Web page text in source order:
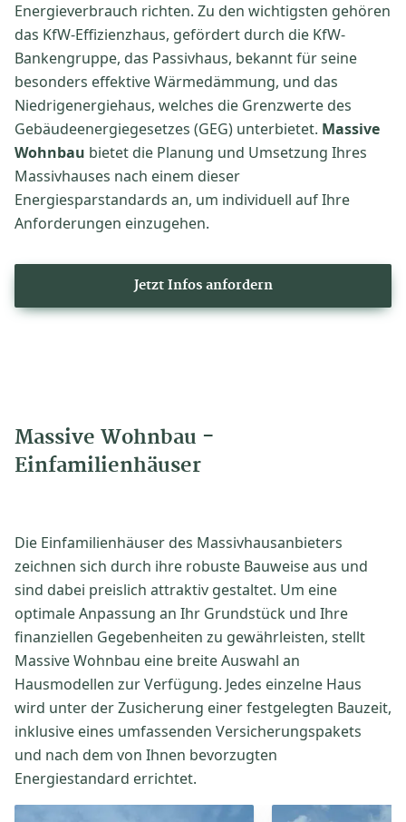
Energieverbrauch richten. Zu den wichtigsten gehören
das KfW-Effizienzhaus, gefördert durch die KfW-
Bankengruppe, das Passivhaus, bekannt für seine
besonders effektive Wärmedämmung, und das
Niedrigenergiehaus, welches die Grenzwerte des
Gebäudeenergiegesetzes (GEG) unterbietet. Massive
Wohnbau bietet die Planung und Umsetzung Ihres
Massivhauses nach einem dieser
Energiesparstandards an, um individuell auf Ihre
Anforderungen einzugehen.
Jetzt Infos anfordern
Massive Wohnbau -
Einfamilienhäuser
Die Einfamilienhäuser des Massivhausanbieters
zeichnen sich durch ihre robuste Bauweise aus und
sind dabei preislich attraktiv gestaltet. Um eine
optimale Anpassung an Ihr Grundstück und Ihre
finanziellen Gegebenheiten zu gewährleisten, stellt
Massive Wohnbau eine breite Auswahl an
Hausmodellen zur Verfügung. Jedes einzelne Haus
wird unter der Zusicherung einer festgelegten Bauzeit,
inklusive eines umfassenden Versicherungspakets
und nach dem von Ihnen bevorzugten
Energiestandard errichtet.